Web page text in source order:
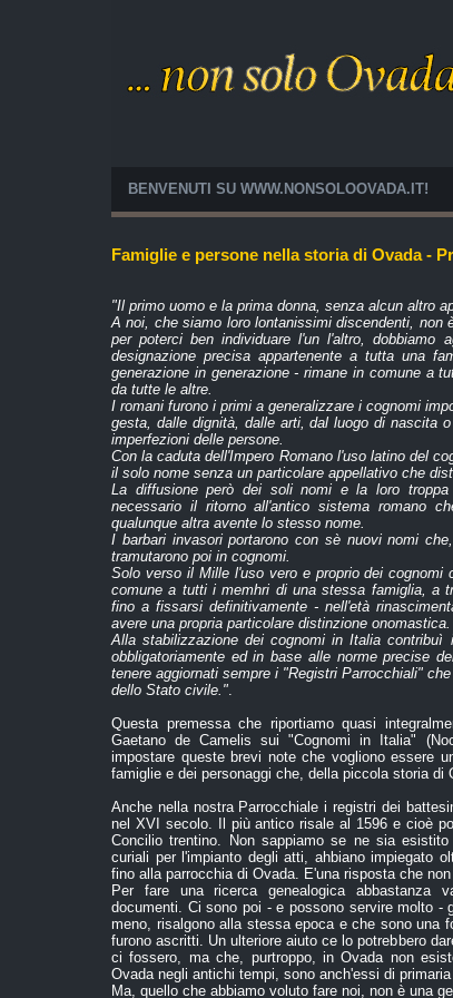
BENVENUTI SU WWW.NONSOLOOVADA.IT!
Famiglie e persone nella storia di Ovada -
"Il primo uomo e la prima donna, senza alcun altro
A noi, che siamo loro lontanissimi discendenti, non
per poterci ben individuare l'un l'altro, dobbiamo
designazione precisa appartenente a tutta una
generazione in generazione - rimane in comune a
da tutte le altre.
I romani furono i primi a generalizzare i cognomi
gesta, dalle dignità, dalle arti, dal luogo di nascita
imperfezioni delle persone.
Con la caduta dell'Impero Romano l'uso latino del
il solo nome senza un particolare appellativo che
La diffusione però dei soli nomi e la loro troppa
necessario il ritorno all'antico sistema romano
qualunque altra avente lo stesso nome.
I barbari invasori portarono con sè nuovi nomi
tramutarono poi in cognomi.
Solo verso il Mille l'uso vero e proprio dei cognomi
comune a tutti i memhri di una stessa famiglia, a
fino a fissarsi definitivamente - nell'età
avere una propria particolare distinzione onomastica.
Alla stabilizzazione dei cognomi in Italia contribuì
obbligatoriamente ed in base alle norme precise
tenere aggiornati sempre i "Registri Parrocchiali"
dello Stato civile.".
Questa premessa che riportiamo quasi
Gaetano de Camelis sui "Cognomi in Italia"
impostare queste brevi note che vogliono essere
famiglie e dei personaggi che, della piccola storia di
Anche nella nostra Parrocchiale i registri dei
nel XVI secolo. Il più antico risale al 1596 e cioè
Concilio trentino. Non sappiamo se ne sia
curiali per l'impianto degli atti, ahbiano impiegato
fino alla parrocchia di Ovada. E'una risposta che
Per fare una ricerca genealogica abbastanza
documenti. Ci sono poi - e possono servire molto -
meno, risalgono alla stessa epoca e che sono una
furono ascritti. Un ulteriore aiuto ce lo potrebbero
ci fossero, ma che, purtroppo, in Ovada non
Ovada negli antichi tempi, sono anch'essi di
Ma, quello che abbiamo voluto fare noi, non è una